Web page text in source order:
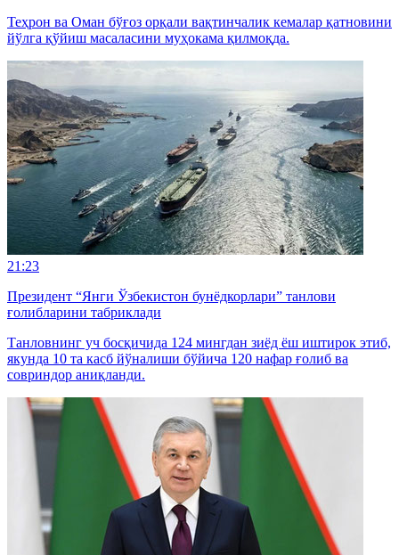
Теҳрон ва Оман бўғоз орқали вақтинчалик кемалар қатновини
йўлга қўйиш масаласини муҳокама қилмоқда.
21:23
Президент “Янги Ўзбекистон бунёдкорлари” танлови
ғолибларини табриклади
Танловнинг уч босқичида 124 мингдан зиёд ёш иштирок этиб,
якунда 10 та касб йўналиши бўйича 120 нафар ғолиб ва
совриндор аниқланди.